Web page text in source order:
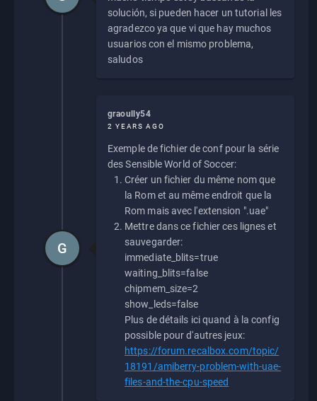
solución, si pueden hacer un tutorial les
agradezco ya que vi que hay muchos
usuarios con el mismo problema,
saludos
graoully54
2 YEARS AGO
Exemple de fichier de conf pour la série
des Sensible World of Soccer:
Créer un fichier du même nom que
la Rom et au même endroit que la
Rom mais avec l'extension ".uae"
Mettre dans ce fichier ces lignes et
sauvegarder:
immediate_blits=true
waiting_blits=false
chipmem_size=2
show_leds=false
Plus de détails ici quand à la config
possible pour d'autres jeux:
https://forum.recalbox.com/topic/
18191/amiberry-problem-with-uae-
files-and-the-cpu-speed
G